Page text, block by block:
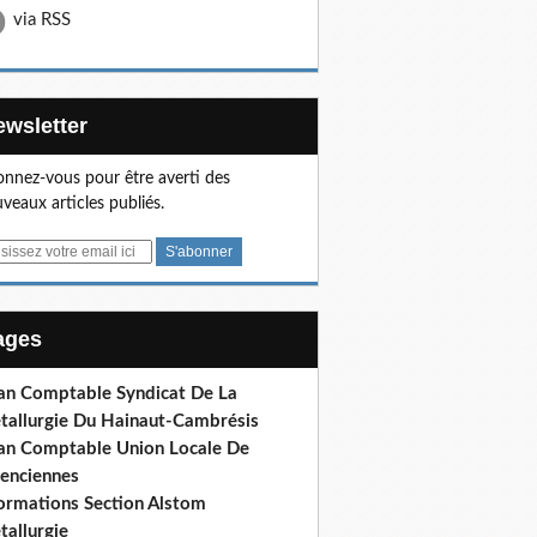
via RSS
vous pour être averti des
articles publiés.
Comptable Syndicat De La
Du Hainaut-Cambrésis
Comptable Union Locale De
Section Alstom